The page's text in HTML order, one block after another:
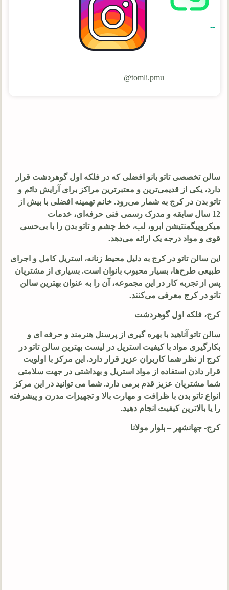
--
tomli.pmu@
سالن تخصصی تاتو بانو افضلی که در فلکه اول گوهردشت قرار
دارد، یکی از قدیمی‌ترین و معتبرترین مراکز برای آرایش دائم و
تاتو بدن در کرج به شمار می‌رود. خانم تهمینه افضلی با بیش از
12 سال سابقه و مدرک رسمی فنی حرفه‌ای، خدمات
میکروپیگمنتیشن ابرو، لب، خط چشم و تاتو بدن را با بی‌حسی
قوی و مواد درجه یک ارائه می‌دهد.
این سالن تاتو در کرج به دلیل محیط زنانه، استریل کامل و اجرای
طبیعی طرح‌ها، بسیار محبوب بانوان است. بسیاری از مشتریان
پس از تجربه کار در این مجموعه، آن را به عنوان بهترین سالن
تاتو در کرج معرفی می‌کنند.
کرج، فلکه اول گوهردشت
سالن تاتو آناهید با بهره گیری از پرسنل هنرمند و حرفه ای و
بکارگیری مواد با کیفیت استریل در لیست بهترین سالن تاتو در
کرج از نظر شما کاربران عزیز قرار دارد. این مرکز با اولویت
قرار دادن استفاده از مواد استریل و بهداشتی در جهت سلامتی
شما مشتریان عزیز قدم برمی دارد. شما می توانید در این مرکز
انواع تاتو بدن با ظرافت و مهارت بالا و تجهیزات مدرن و پیشرفته
را یا بالاترین کیفیت انجام دهید.
کرج- جهانشهر – بلوار مولانا